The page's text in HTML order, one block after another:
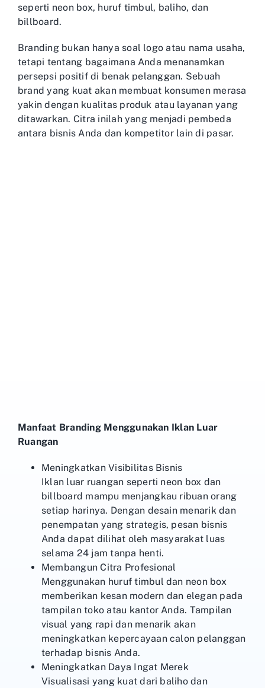
seperti neon box, huruf timbul, baliho, dan
billboard.
Branding bukan hanya soal logo atau nama usaha,
tetapi tentang bagaimana Anda menanamkan
persepsi positif di benak pelanggan. Sebuah
brand yang kuat akan membuat konsumen merasa
yakin dengan kualitas produk atau layanan yang
ditawarkan. Citra inilah yang menjadi pembeda
antara bisnis Anda dan kompetitor lain di pasar.
Manfaat Branding Menggunakan Iklan Luar
Ruangan
Meningkatkan Visibilitas Bisnis
Iklan luar ruangan seperti neon box dan
billboard mampu menjangkau ribuan orang
setiap harinya. Dengan desain menarik dan
penempatan yang strategis, pesan bisnis
Anda dapat dilihat oleh masyarakat luas
selama 24 jam tanpa henti.
Membangun Citra Profesional
Menggunakan huruf timbul dan neon box
memberikan kesan modern dan elegan pada
tampilan toko atau kantor Anda. Tampilan
visual yang rapi dan menarik akan
meningkatkan kepercayaan calon pelanggan
terhadap bisnis Anda.
Meningkatkan Daya Ingat Merek
Visualisasi yang kuat dari baliho dan